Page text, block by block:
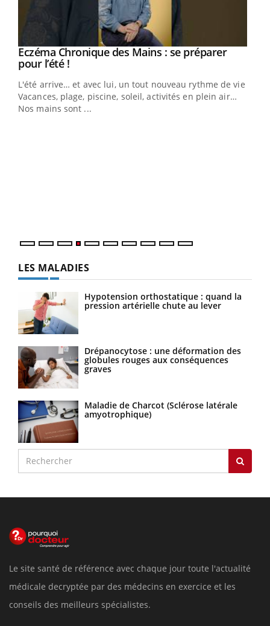
Youtube
Eczéma Chronique des Mains : se préparer
pour l’été !Youtube
L'été arrive… et avec lui, un tout nouveau rythme de vie !
Vacances, plage, piscine, soleil, activités en plein air…
Nos mains sont ...
LES MALADIES
Hypotension orthostatique : quand la
pression artérielle chute au lever
Drépanocytose : une déformation des
globules rouges aux conséquences
graves
Maladie de Charcot (Sclérose latérale
amyotrophique)
Le site santé de référence avec chaque jour toute l'actualité
médicale decryptée par des médecins en exercice et les
conseils des meilleurs spécialistes.